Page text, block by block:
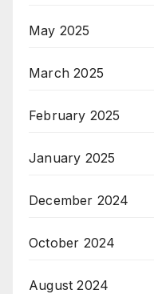
May 2025
March 2025
February 2025
January 2025
December 2024
October 2024
August 2024